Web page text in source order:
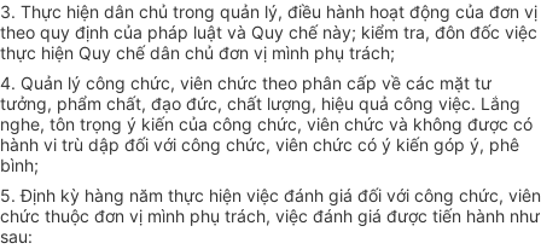
3. Thực hiện dân chủ trong quản lý, điều hành hoạt động của đơn vị
theo quy định của pháp luật và Quy chế này; kiểm tra, đôn đốc việc
thực hiện Quy chế dân chủ đơn vị mình phụ trách;
4. Quản lý công chức, viên chức theo phân cấp về các mặt tư
tưởng, phẩm chất, đạo đức, chất lượng, hiệu quả công việc. Lắng
nghe, tôn trọng ý kiến của công chức, viên chức và không được có
hành vi trù dập đối với công chức, viên chức có ý kiến góp ý, phê
bình;
5. Định kỳ hàng năm thực hiện việc đánh giá đối với công chức, viên
chức thuộc đơn vị mình phụ trách, việc đánh giá được tiến hành như
sau: